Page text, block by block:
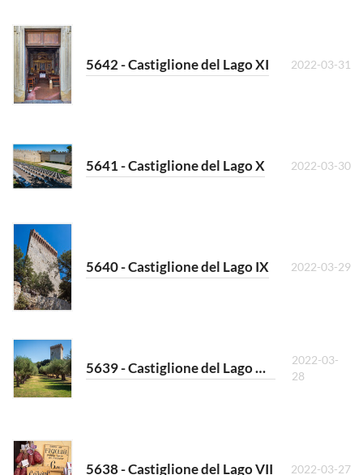
5642 - Castiglione del Lago XI 2022-03-31
5641 - Castiglione del Lago X 2022-03-30
5640 - Castiglione del Lago IX 2022-03-29
5639 - Castiglione del Lago VIII
2022-03-
28
5638 - Castiglione del Lago VII 2022-03-27